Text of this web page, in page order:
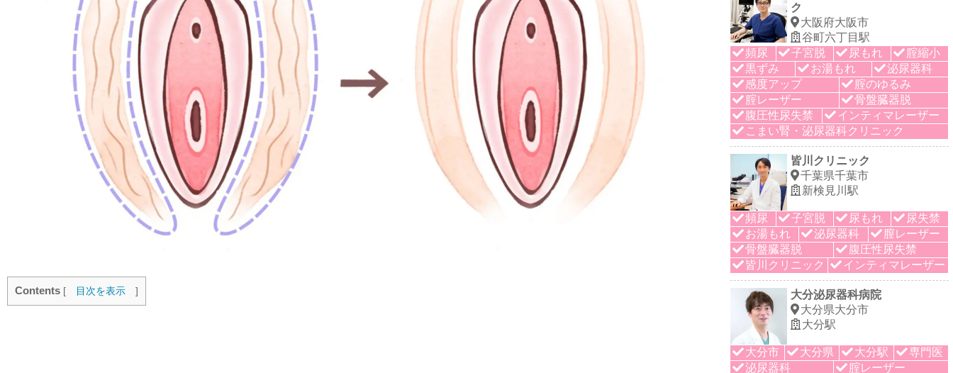
Contents [ 目次を表示 ]
ク
大阪府大阪市
谷町六丁目駅
頻尿
子宮脱 尿もれ
腟縮小
黒ずみ
お湯もれ
泌尿器科
感度アップ
腟のゆるみ
腟レーザー
骨盤臓器脱
腹圧性尿失禁
インティマレーザー
こまい腎・泌尿器科クリニック
皆川クリニック
千葉県千葉市
新検見川駅
頻尿 子宮脱 尿もれ
尿失禁
お湯もれ
泌尿器科
膣レーザー
骨盤臓器脱
腹圧性尿失禁
皆川クリニック
インティマレーザー
大分泌尿器科病院
大分県大分市
大分駅
大分市 大分県 大分駅
専門医
泌尿器科
腟レーザー